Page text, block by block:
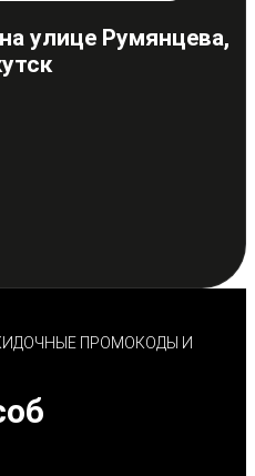
улице Румянцева,
ПРОМОКОДЫ И